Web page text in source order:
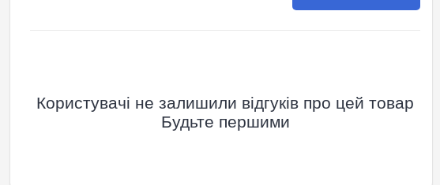
Користувачі не залишили відгуків про цей товар
Будьте першими